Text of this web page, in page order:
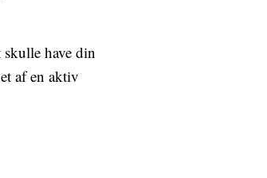
have din
af en aktiv